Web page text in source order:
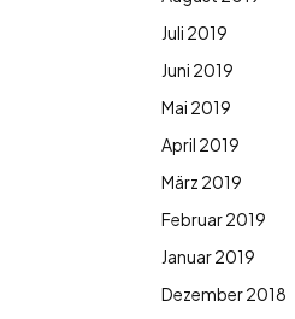
Juli 2019
Juni 2019
Mai 2019
April 2019
März 2019
Februar 2019
Januar 2019
Dezember 2018